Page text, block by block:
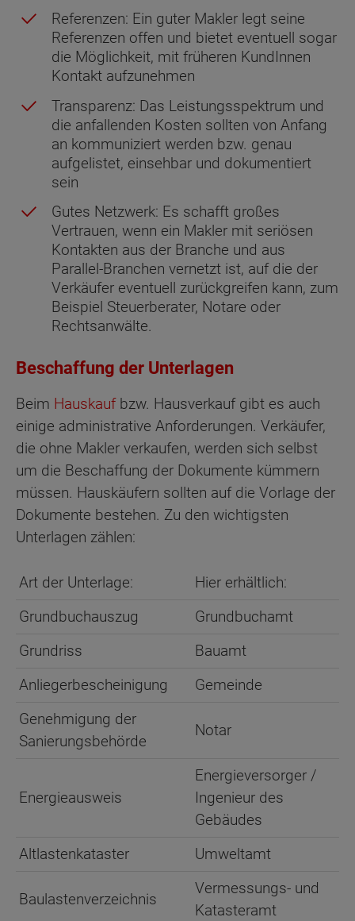
Referenzen: Ein guter Makler legt seine
Referenzen offen und bietet eventuell sogar
die Möglichkeit, mit früheren KundInnen
Kontakt aufzunehmen
Transparenz: Das Leistungsspektrum und
die anfallenden Kosten sollten von Anfang
an kommuniziert werden bzw. genau
aufgelistet, einsehbar und dokumentiert
sein
Gutes Netzwerk: Es schafft großes
Vertrauen, wenn ein Makler mit seriösen
Kontakten aus der Branche und aus
Parallel-Branchen vernetzt ist, auf die der
Verkäufer eventuell zurückgreifen kann, zum
Beispiel Steuerberater, Notare oder
Rechtsanwälte.
Beschaffung der Unterlagen
Beim Hauskaufbzw. Hausverkauf gibt es auch
einige administrative Anforderungen. Verkäufer,
die ohne Makler verkaufen, werden sich selbst
um die Beschaffung der Dokumente kümmern
müssen. Hauskäufern sollten auf die Vorlage der
Dokumente bestehen. Zu den wichtigsten
Unterlagen zählen:
Art der Unterlage:
Hier erhältlich:
Grundbuchauszug
Grundbuchamt
Grundriss
Bauamt
Anliegerbescheinigung
Gemeinde
Genehmigung der
Sanierungsbehörde
Notar
Energieausweis
Energieversorger /
Ingenieur des
Gebäudes
Altlastenkataster
Umweltamt
Baulastenverzeichnis
Vermessungs- und
Katasteramt